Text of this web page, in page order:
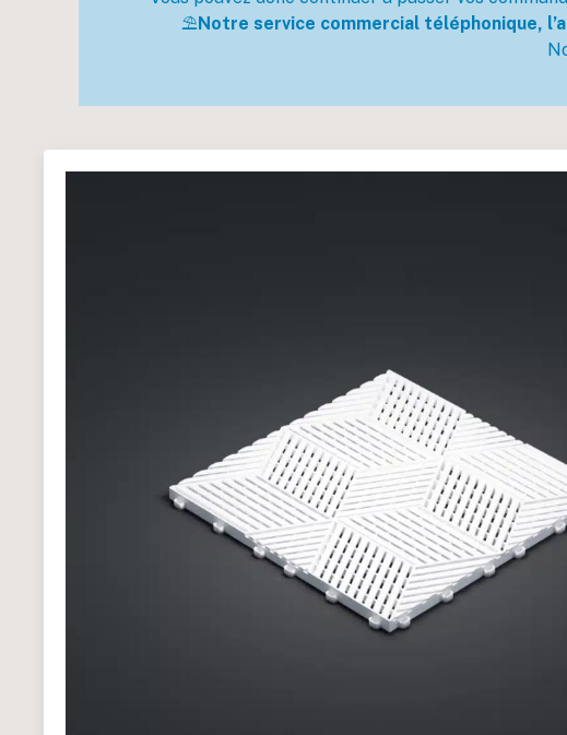
⛱️Notre service commercial téléphonique,